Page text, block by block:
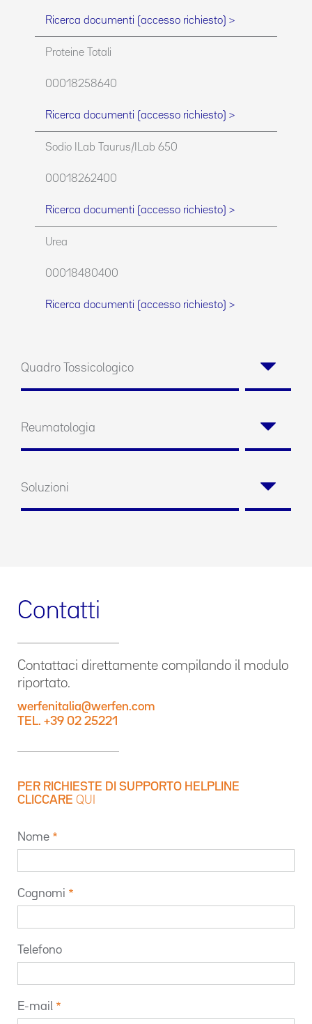
Ricerca documenti (accesso richiesto) >
Proteine Totali
00018258640
Ricerca documenti (accesso richiesto) >
Sodio ILab Taurus/ILab 650
00018262400
Ricerca documenti (accesso richiesto) >
Urea
00018480400
Ricerca documenti (accesso richiesto) >
Quadro Tossicologico
Reumatologia
Soluzioni
Contatti
Contattaci direttamente compilando il modulo
riportato.
werfenitalia@werfen.com
TEL. +39 02 25221
PER RICHIESTE DI SUPPORTO HELPLINE
CLICCARE QUI
Nome
Cognomi
Telefono
E-mail